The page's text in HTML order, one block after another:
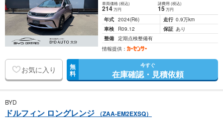
車両価格(税込)
214万円
諸費用 (税込)
15 万円
年式 2024(R6) 走行 0.9万km
車検
R09.12 保証 あり
整備 定期点検整備有
情報提供：
お気に入り 無
料
今すぐ
在庫確認・見積依頼
BYD
ドルフィン ロングレンジ （ZAA-EM2EXSQ）